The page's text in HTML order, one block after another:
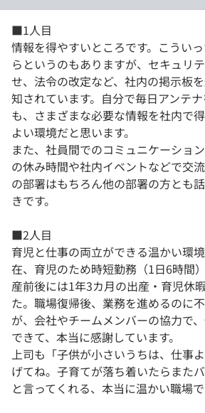
■1人目
情報を得やすいところです。こうい
らというのもありますが、セキュリ
せ、法令の改定など、社内の掲示板
知されています。自分で毎日アンテ
も、さまざまな必要な情報を社内で
よい環境だと思います。
また、社員間でのコミュニケーショ
の休み時間や社内イベントなどで交
の部署はもちろん他の部署の方とも
きです。
■2人目
育児と仕事の両立ができる温かい環
在、育児のため時短勤務（1日6時間
産前後には1年3カ月の出産・育児休
た。職場復帰後、業務を進めるのに
が、会社やチームメンバーの協力で
できて、本当に感謝しています。
上司も「子供が小さいうちは、仕事
げてね。子育てが落ち着いたらまた
と言ってくれる、本当に温かい職場で